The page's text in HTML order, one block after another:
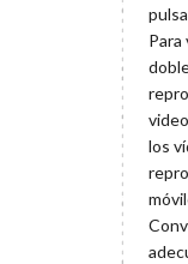
Para
los